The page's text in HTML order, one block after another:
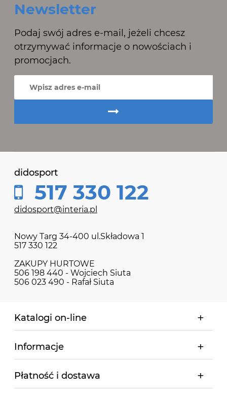
Newsletter
Podaj swój adres e-mail, jeżeli chcesz
otrzymywać informacje o nowościach i
promocjach.
didosport
517 330 122
didosport@interia.pl
Nowy Targ 34-400 ul.Składowa 1
517 330 122
ZAKUPY HURTOWE
506 198 440 - Wojciech Siuta
506 023 490 - Rafał Siuta
Katalogi on-line
Informacje
Płatność i dostawa